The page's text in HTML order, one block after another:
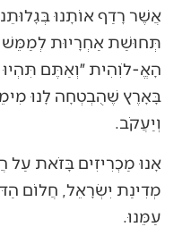
אֲשֶׁר רָדַף אוֹתָנוּ
תְּחוּשַׁת אַחְרָיוּת
הָאֱ-לֹוִהִית ״וְאַתֶּם תִּהְיוּ
בָּאָרֶץ שֶׁהֻבְטְחָה לָנוּ
וְיַעֲקֹב.
אָנוּ מַכְרִיזִים בָּזֹאת
מְדִינַת יִשְׂרָאֵל, חֲלוֹם
עַמֵּנוּ.